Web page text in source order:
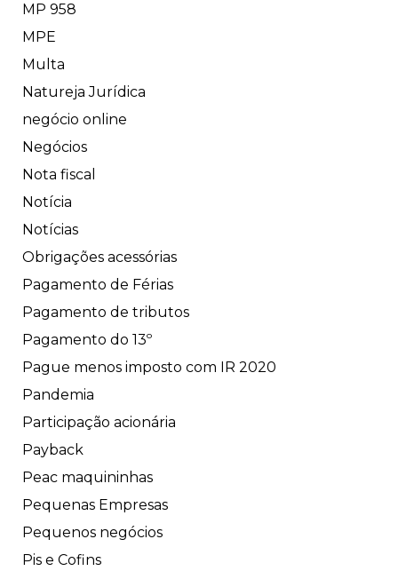
MP 958
MPE
Multa
Natureja Jurídica
negócio online
Negócios
Nota fiscal
Notícia
Notícias
Obrigações acessórias
Pagamento de Férias
Pagamento de tributos
Pagamento do 13º
Pague menos imposto com IR 2020
Pandemia
Participação acionária
Payback
Peac maquininhas
Pequenas Empresas
Pequenos negócios
Pis e Cofins